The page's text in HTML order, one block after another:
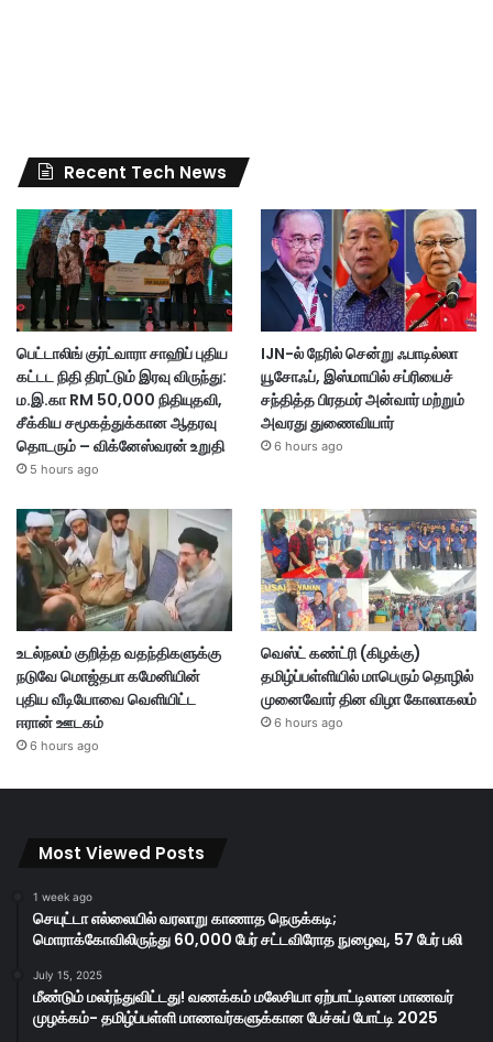
Recent Tech News
பெட்டாலிங் குர்ட்வாரா சாஹிப் புதிய
கட்டட நிதி திரட்டும் இரவு விருந்து:
ம.இ.கா RM 50,000 நிதியுதவி,
சீக்கிய சமூகத்துக்கான ஆதரவு
தொடரும் – விக்னேஸ்வரன் உறுதி
5 hours ago
IJN-ல் நேரில் சென்று ஃபாடில்லா
யூசோஃப், இஸ்மாயில் சப்ரியைச்
சந்தித்த பிரதமர் அன்வார் மற்றும்
அவரது துணைவியார்
6 hours ago
உடல்நலம் குறித்த வதந்திகளுக்கு
நடுவே மொஜ்தபா கமேனியின்
புதிய வீடியோவை வெளியிட்ட
ஈரான் ஊடகம்
6 hours ago
வெஸ்ட் கண்ட்ரி (கிழக்கு)
தமிழ்ப்பள்ளியில் மாபெரும் தொழில்
முனைவோர் தின விழா கோலாகலம்
6 hours ago
Most Viewed Posts
1 week ago
செயுட்டா எல்லையில் வரலாறு காணாத நெருக்கடி;
மொராக்கோவிலிருந்து 60,000 பேர் சட்டவிரோத நுழைவு, 57 பேர் பலி
July 15, 2025
மீண்டும் மலர்ந்துவிட்டது! வணக்கம் மலேசியா ஏற்பாட்டிலான மாணவர்
முழக்கம்- தமிழ்ப்பள்ளி மாணவர்களுக்கான பேச்சுப் போட்டி 2025